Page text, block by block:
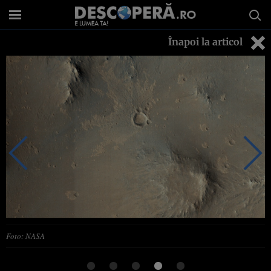
Înapoi la articol
Foto: NASA